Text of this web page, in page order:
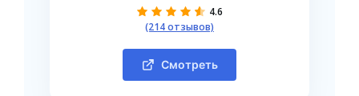
4.6
(214 отзывов)
Смотреть